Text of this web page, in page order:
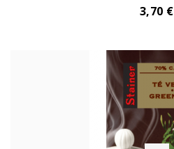
3,70 €